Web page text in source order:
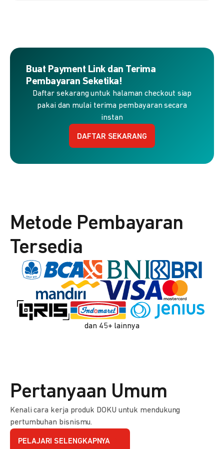
Buat Payment Link dan Terima
Pembayaran Seketika!
Daftar sekarang untuk halaman checkout siap
pakai dan mulai terima pembayaran secara
instan
DAFTAR SEKARANG
Metode Pembayaran
Tersedia
dan 45+ lainnya
Pertanyaan Umum
Kenali cara kerja produk DOKU untuk mendukung
pertumbuhan bisnismu.
PELAJARI SELENGKAPNYA